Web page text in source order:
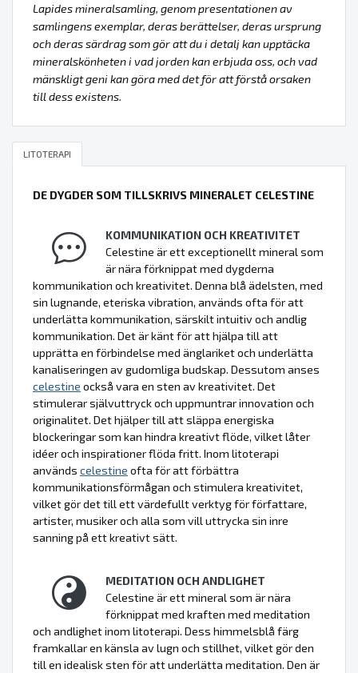
Lapides mineralsamling, genom presentationen av
samlingens exemplar, deras berättelser, deras ursprung
och deras särdrag som gör att du i detalj kan upptäcka
mineralskönheten i vad jorden kan erbjuda oss, och vad
mänskligt geni kan göra med det för att förstå orsaken
till dess existens.
LITOTERAPI
DE DYGDER SOM TILLSKRIVS MINERALET CELESTINE
KOMMUNIKATION OCH KREATIVITET
Celestine är ett exceptionellt mineral som
är nära förknippat med dygderna
kommunikation och kreativitet. Denna blå ädelsten, med
sin lugnande, eteriska vibration, används ofta för att
underlätta kommunikation, särskilt intuitiv och andlig
kommunikation. Det är känt för att hjälpa till att
upprätta en förbindelse med änglariket och underlätta
kanaliseringen av gudomliga budskap. Dessutom anses
celestine också vara en sten av kreativitet. Det
stimulerar självuttryck och uppmuntrar innovation och
originalitet. Det hjälper till att släppa energiska
blockeringar som kan hindra kreativt flöde, vilket låter
idéer och inspirationer flöda fritt. Inom litoterapi
används celestine ofta för att förbättra
kommunikationsförmågan och stimulera kreativitet,
vilket gör det till ett värdefullt verktyg för författare,
artister, musiker och alla som vill uttrycka sin inre
sanning på ett kreativt sätt.
MEDITATION OCH ANDLIGHET
Celestine är ett mineral som är nära
förknippat med kraften med meditation
och andlighet inom litoterapi. Dess himmelsblå färg
framkallar en känsla av lugn och stillhet, vilket gör den
till en idealisk sten för att underlätta meditation. Den är